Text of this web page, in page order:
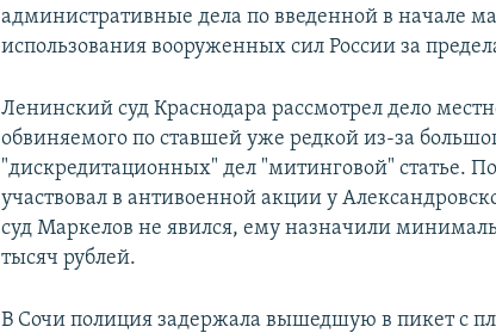
административные дела по введенной в начале
использования вооруженных сил России за
Ленинский суд Краснодара рассмотрел дело
обвиняемого по ставшей уже редкой из-за
"дискредитационных" дел "митинговой" статье.
участвовал в антивоенной акции у
суд Маркелов не явился, ему назначили
тысяч рублей.
В Сочи полиция задержала вышедшую в пикет с